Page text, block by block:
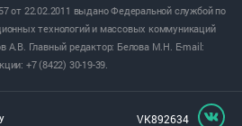
от 22.02.2011 выдано Федеральной службой по
технологий и массовых коммуникаций
А.В. Главный редактор: Белова М.Н. E-mail:
+7 (8422) 30-19-39.
VK892634